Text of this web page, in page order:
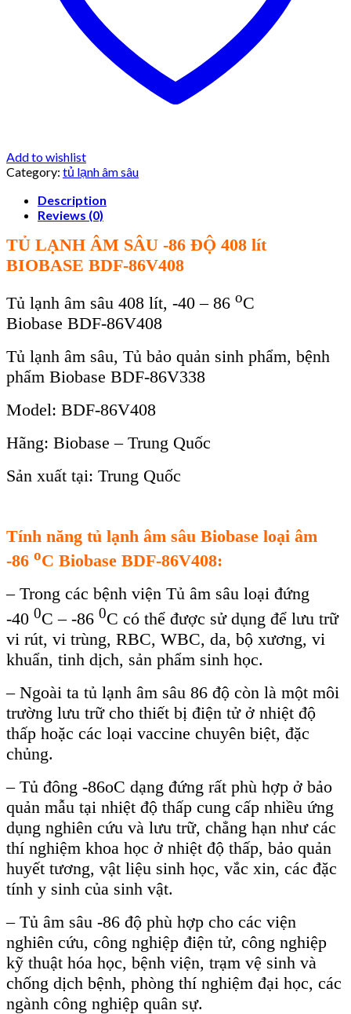
Add to wishlist
Category: tủ lạnh âm sâu
Description
Reviews (0)
TỦ LẠNH ÂM SÂU -86 ĐỘ 408 lít
BIOBASE BDF-86V408
Tủ lạnh âm sâu 408 lít, -40 – 86 oC
Biobase BDF-86V408
Tủ lạnh âm sâu, Tủ bảo quản sinh phẩm, bệnh
phẩm Biobase BDF-86V338
Model: BDF-86V408
Hãng: Biobase – Trung Quốc
Sản xuất tại: Trung Quốc
Tính năng tủ lạnh âm sâu Biobase loại âm
-86 oC Biobase BDF-86V408:
– Trong các bệnh viện Tủ âm sâu loại đứng
-40 0C – -86 0C có thể được sử dụng để lưu trữ
vi rút, vi trùng, RBC, WBC, da, bộ xương, vi
khuẩn, tinh dịch, sản phẩm sinh học.
– Ngoài ta tủ lạnh âm sâu 86 độ còn là một môi
trường lưu trữ cho thiết bị điện tử ở nhiệt độ
thấp hoặc các loại vaccine chuyên biệt, đặc
chủng.
– Tủ đông -86oC dạng đứng rất phù hợp ở bảo
quản mẫu tại nhiệt độ thấp cung cấp nhiều ứng
dụng nghiên cứu và lưu trữ, chẳng hạn như các
thí nghiệm khoa học ở nhiệt độ thấp, bảo quản
huyết tương, vật liệu sinh học, vắc xin, các đặc
tính y sinh của sinh vật.
– Tủ âm sâu -86 độ phù hợp cho các viện
nghiên cứu, công nghiệp điện tử, công nghiệp
kỹ thuật hóa học, bệnh viện, trạm vệ sinh và
chống dịch bệnh, phòng thí nghiệm đại học, các
ngành công nghiệp quân sự.